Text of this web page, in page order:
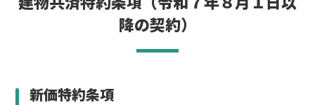
降の契約）
新価特約条項